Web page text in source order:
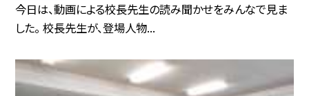
今日は、動画による校長先生の読み聞かせをみんなで見ま
した。 校長先生が、登場人物...